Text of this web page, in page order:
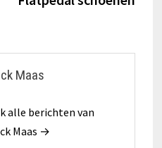
Maas
alle berichten van
Maas →